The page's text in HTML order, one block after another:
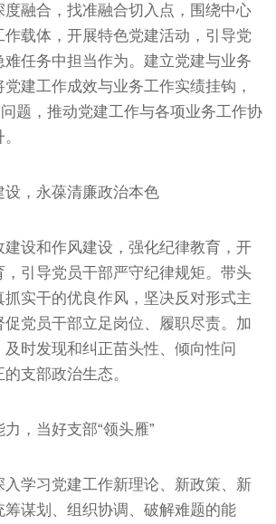
度融合，找准融合切入点，围绕中心
作载体，开展特色党建活动，引导党
难任务中担当作为。建立党建与业务
建工作成效与业务工作实绩挂钩，
题，推动党建工作与各项业务工作协
设，永葆清廉政治本色
建设和作风建设，强化纪律教育，开
，引导党员干部严守纪律规矩。带头
实干的优良作风，坚决反对形式主
促党员干部立足岗位、履职尽责。加
时发现和纠正苗头性、倾向性问
支部政治生态。
力，当好支部“领头雁”
入学习党建工作新理论、新政策、新
筹谋划、组织协调、破解难题的能